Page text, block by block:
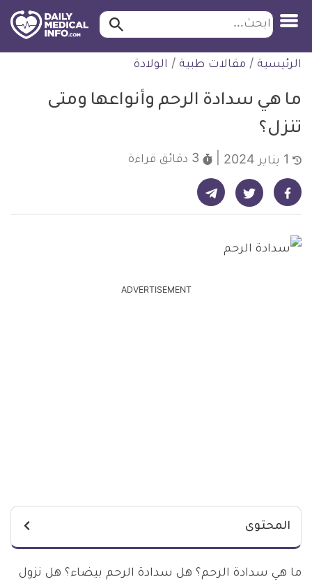
التخطي
للمحتوى
ابحث ابحث…
الرئيسية / مقالات طبية / الولادة
ما هي سدادة الرحم وأنواعها ومتى
تنزل؟
3 دقائق قراءة
شارك على فيسبوك - ديلي ميديكال انفو شارك على تويتر - ديلي ميديكال انفو شارك على تيليجرام - ديلي ميديكال انفو
ADVERTISEMENT
المحتوى
ما هي سدادة الرحم؟ هل سدادة الرحم بيضاء؟ هل نزول